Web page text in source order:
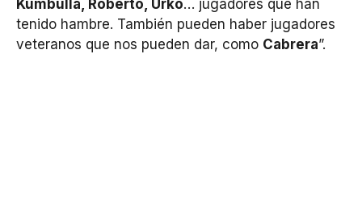
Kumbulla, Roberto, Urko… jugadores que han
tenido hambre. También pueden haber jugadores
veteranos que nos pueden dar, como Cabrera”.